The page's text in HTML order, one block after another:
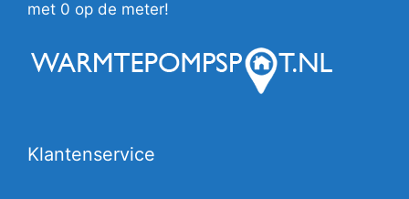
met 0 op de meter!
Klantenservice